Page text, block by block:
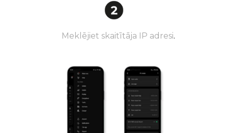
Meklējiet skaitītāja IP adresi.